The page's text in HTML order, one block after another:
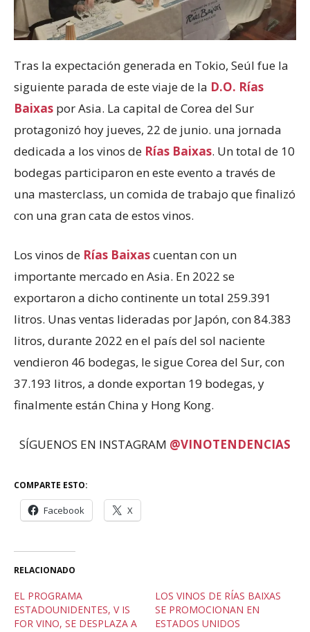
Tras la expectación generada en Tokio, Seúl fue la
siguiente parada de este viaje de la D.O. Rías
Baixas por Asia. La capital de Corea del Sur
protagonizó hoy jueves, 22 de junio. una jornada
dedicada a los vinos de Rías Baixas. Un total de 10
bodegas participaron en este evento a través de
una masterclass, un comida de trabajo que finalizó
con una gran cata de estos vinos.
Los vinos de Rías Baixascuentan con un
importante mercado en Asia. En 2022 se
exportaron a dicho continente un total 259.391
litros. Unas ventas lideradas por Japón, con 84.383
litros, durante 2022 en el país del sol naciente
vendieron 46 bodegas, le sigue Corea del Sur, con
37.193 litros, a donde exportan 19 bodegas, y
finalmente están China y Hong Kong.
SÍGUENOS EN INSTAGRAM @VINOTENDENCIAS
COMPARTE ESTO:
Facebook X
RELACIONADO
EL PROGRAMA
ESTADOUNIDENTES, V IS
FOR VINO, SE DESPLAZA A
LOS VINOS DE RÍAS BAIXAS
SE PROMOCIONAN EN
ESTADOS UNIDOS